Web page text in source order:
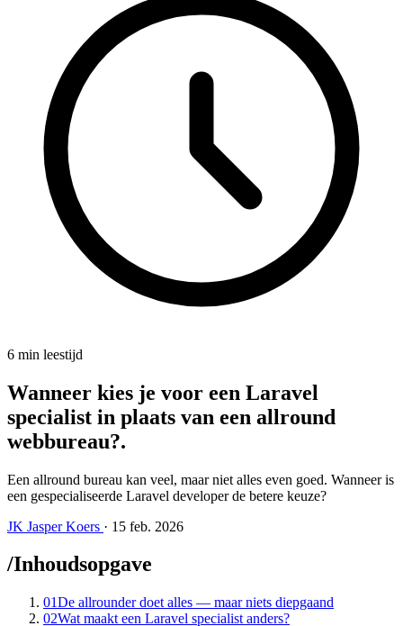
6 min leestijd
Wanneer kies je voor een Laravel
specialist in plaats van een allround
webbureau?.
Een allround bureau kan veel, maar niet alles even goed. Wanneer is
een gespecialiseerde Laravel developer de betere keuze?
JK Jasper Koers · 15 feb. 2026
/Inhoudsopgave
01De allrounder doet alles — maar niets diepgaand
02Wat maakt een Laravel specialist anders?